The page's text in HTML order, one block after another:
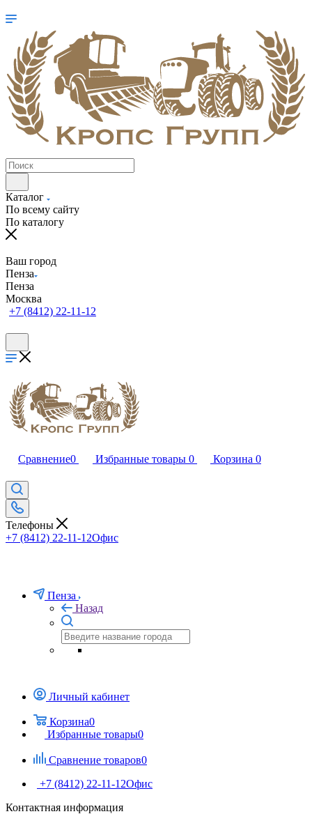
Каталог
По всему сайту
По каталогу
Ваш город
Пенза
Пенза
Москва
+7 (8412) 22-11-12
Сравнение0 Избранные товары 0 Корзина 0
Телефоны
+7 (8412) 22-11-12Офис
Пенза
Назад
Личный кабинет
Корзина0
Избранные товары0
Сравнение товаров0
+7 (8412) 22-11-12Офис
Контактная информация